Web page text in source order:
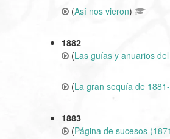
(Así nos vieron)
1882
(Las guías y anuarios
(La gran sequía de
1883
(Página de sucesos